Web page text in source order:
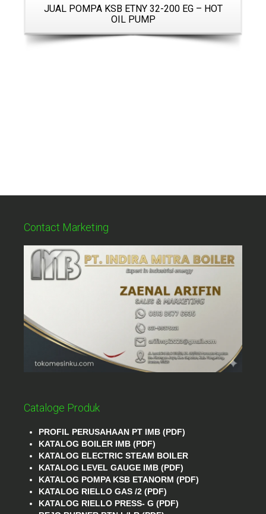
JUAL POMPA KSB ETNY 32-200 EG – HOT
OIL PUMP
Contact Marketing
Cataloge Produk
PROFIL PERUSAHAAN PT IMB (PDF)
KATALOG BOILER IMB (PDF)
KATALOG ELECTRIC STEAM BOILER
KATALOG LEVEL GAUGE IMB (PDF)
KATALOG POMPA KSB ETANORM (PDF)
KATALOG RIELLO GAS /2 (PDF)
KATALOG RIELLO PRESS- G (PDF)